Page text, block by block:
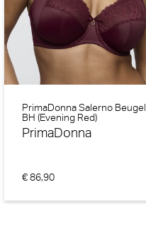
PrimaDonna Salerno Beugel
BH (Evening Red)
PrimaDonna
€ 86,90